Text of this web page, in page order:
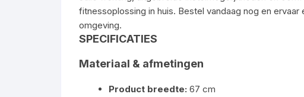
fitnessoplossing in huis. Bestel vandaag nog en
omgeving.
SPECIFICATIES
Materiaal & afmetingen
Product breedte: 67 cm